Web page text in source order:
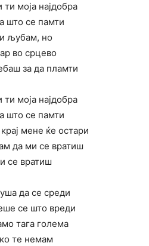
моја најдобра
што се памти
љубам, но
во срцево
за да пламти
моја најдобра
што се памти
мене ќе остари
да ми се вратиш
се вратиш
да се среди
се што вреди
тага голема
те немам